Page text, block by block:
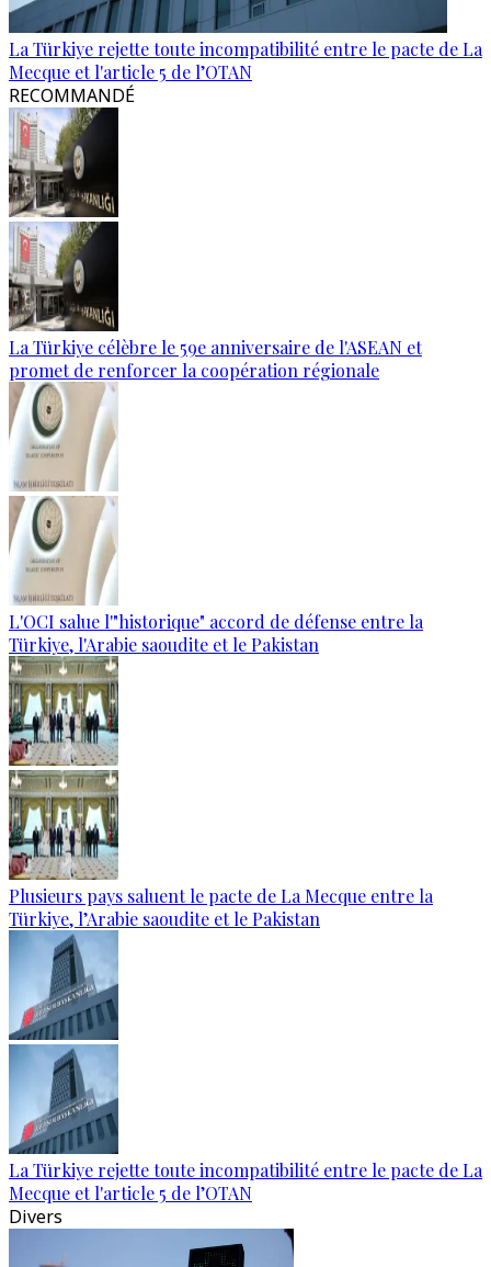
La Türkiye rejette toute incompatibilité entre le pacte de La
Mecque et l'article 5 de l’OTAN
RECOMMANDÉ
La Türkiye célèbre le 59e anniversaire de l'ASEAN et
promet de renforcer la coopération régionale
L'OCI salue l'"historique" accord de défense entre la
Türkiye, l'Arabie saoudite et le Pakistan
Plusieurs pays saluent le pacte de La Mecque entre la
Türkiye, l’Arabie saoudite et le Pakistan
La Türkiye rejette toute incompatibilité entre le pacte de La
Mecque et l'article 5 de l’OTAN
Divers